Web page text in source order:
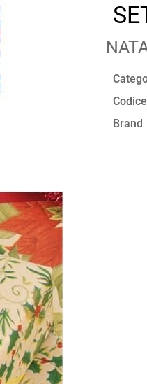
Codice
Brand